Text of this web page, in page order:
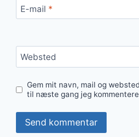
E-mail *
Websted
Gem mit navn, mail og
til næste gang jeg